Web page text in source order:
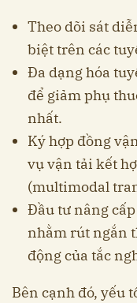
Theo dõi sát
biệt trên các
Đa dạng hóa
để giảm phụ
nhất.
Ký hợp đồng
vụ vận tải kết
(multimodal
Đầu tư nâng
nhằm rút ngắn
động của tắc
Bên cạnh đó, yếu